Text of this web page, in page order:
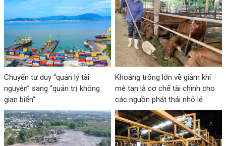
Chuyển tư duy “quản lý tài
nguyên” sang “quản trị không
gian biển”
Khoảng trống lớn về giảm khí
mê tan là cơ chế tài chính cho
các nguồn phát thải nhỏ lẻ